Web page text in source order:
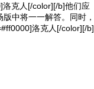
克人[/color][/b]他们应
中将一一解答。同时，
洛克人[/color][/b]